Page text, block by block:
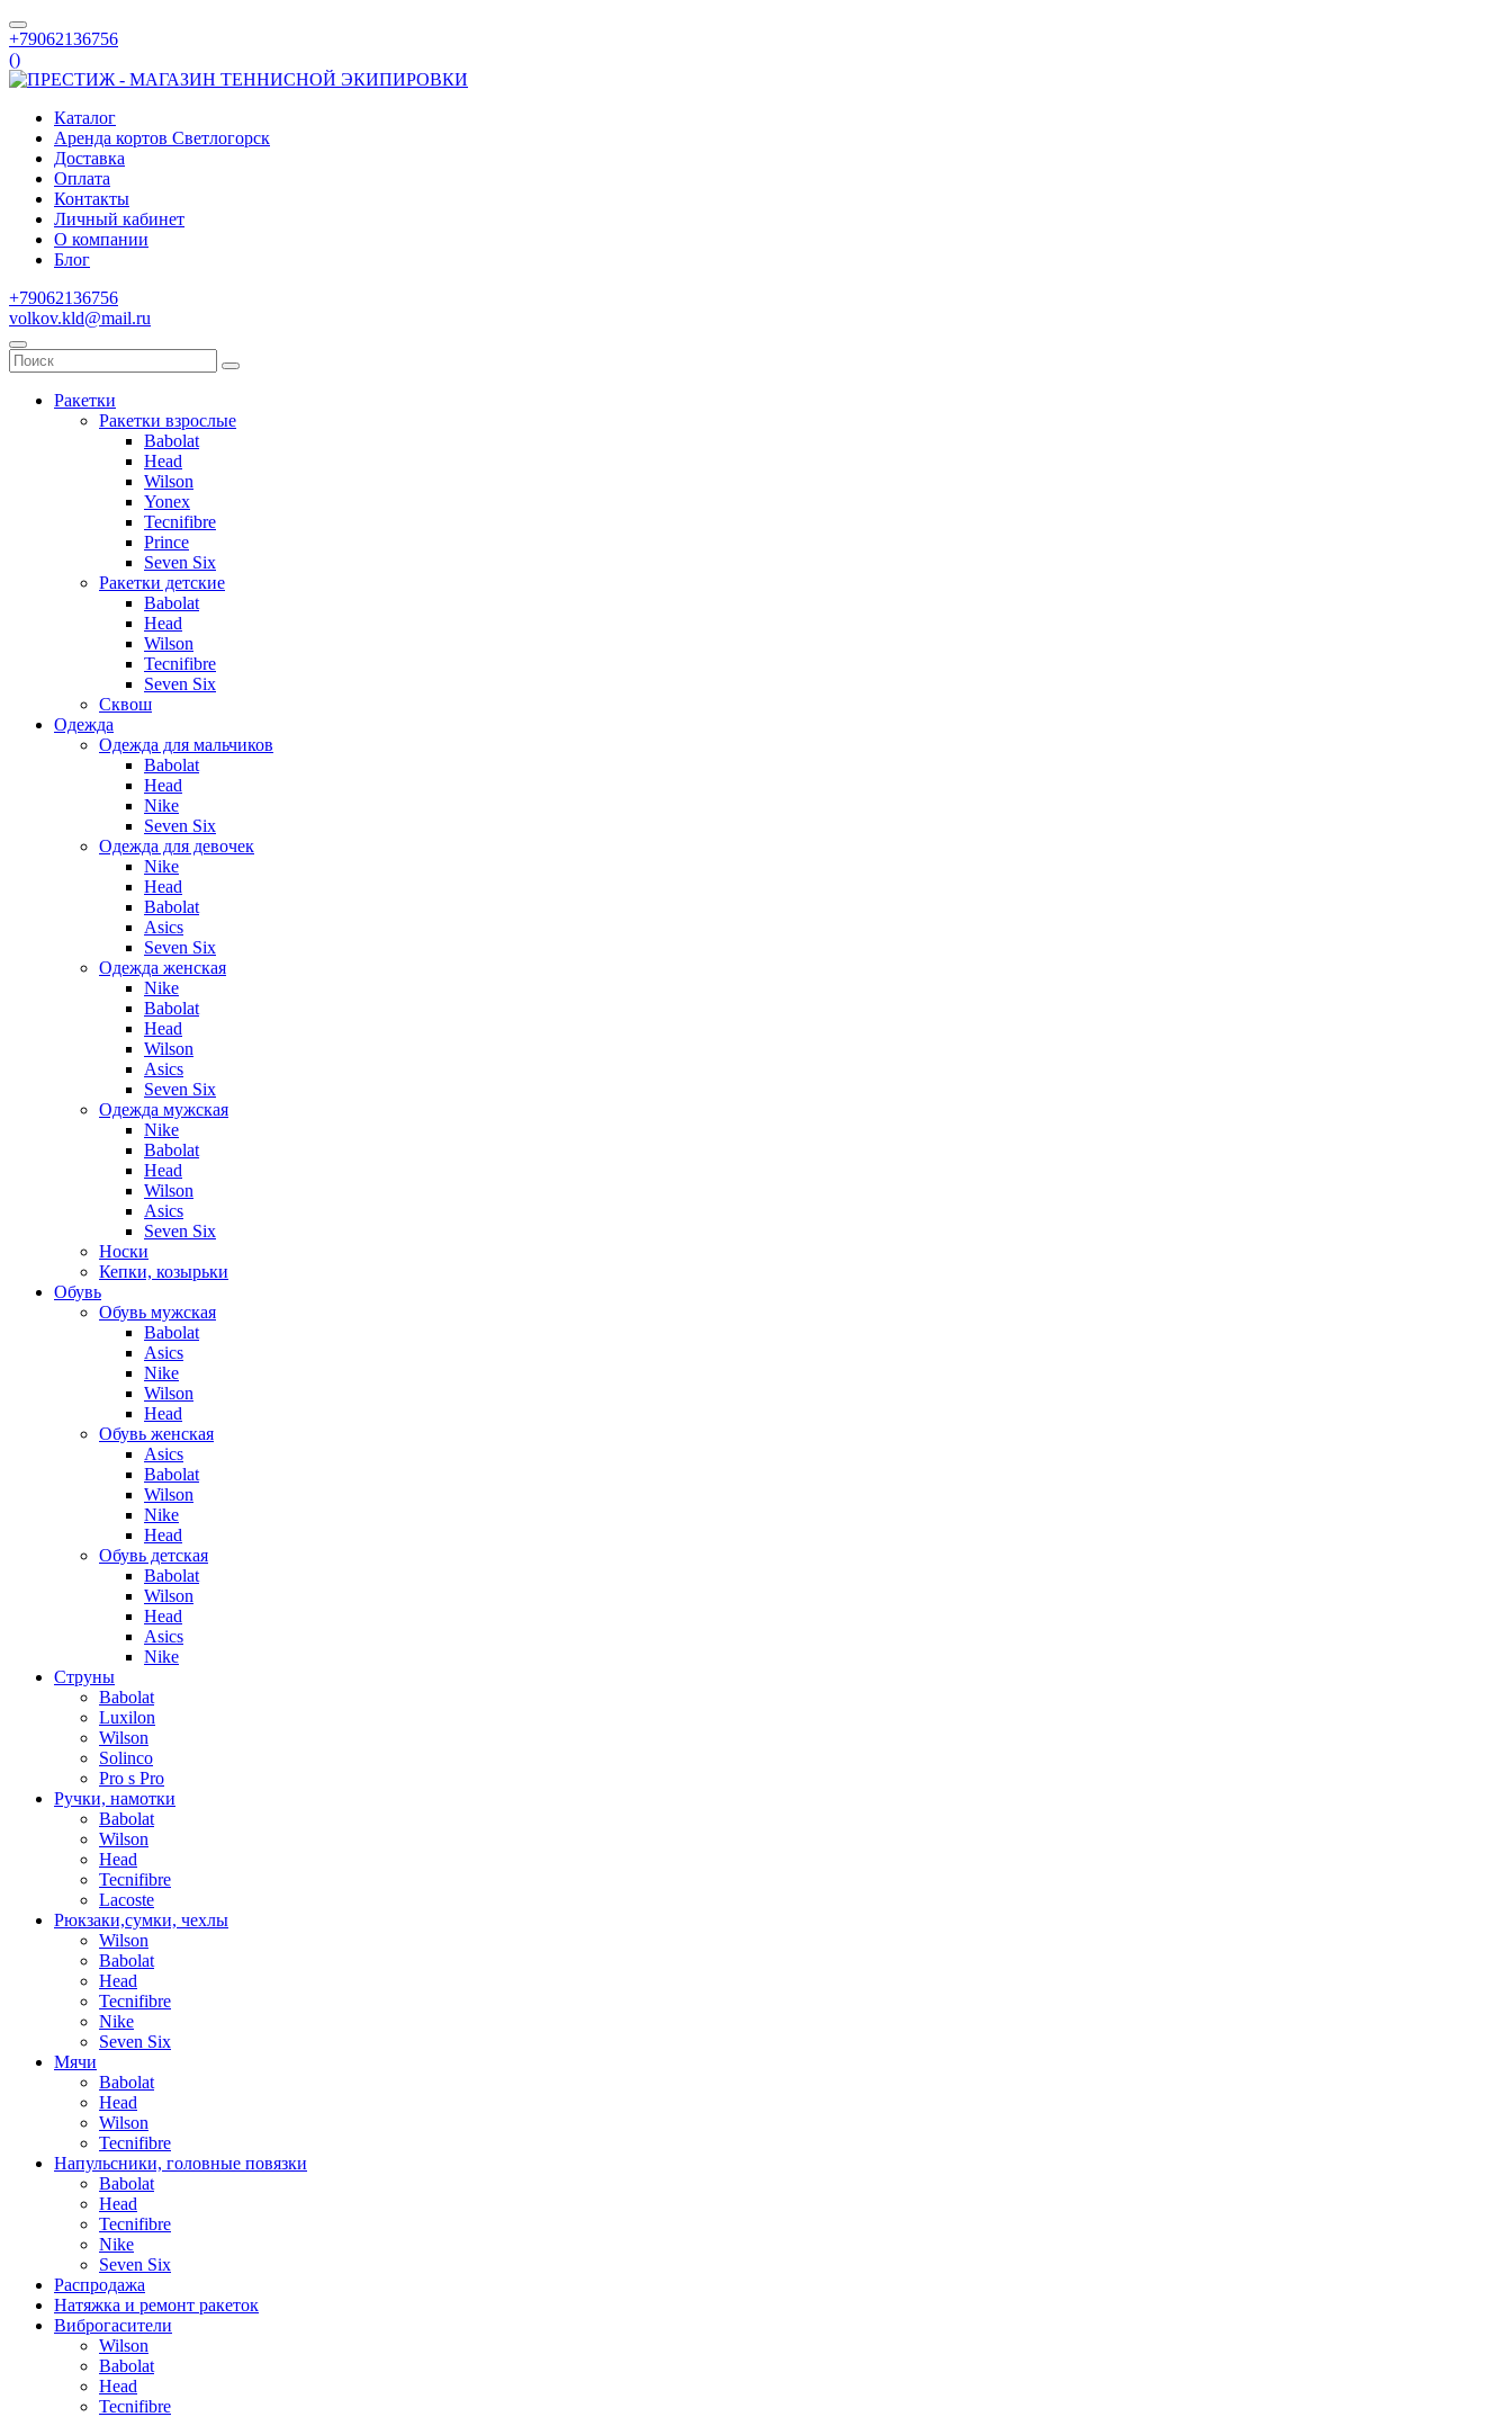
+79062136756
()
Каталог
Аренда кортов Светлогорск
Доставка
Оплата
Контакты
Личный кабинет
О компании
Блог
+79062136756
volkov.kld@mail.ru
Ракетки
Ракетки взрослые
Babolat
Head
Wilson
Yonex
Tecnifibre
Prince
Seven Six
Ракетки детские
Babolat
Head
Wilson
Tecnifibre
Seven Six
Сквош
Одежда
Одежда для мальчиков
Babolat
Head
Nike
Seven Six
Одежда для девочек
Nike
Head
Babolat
Asics
Seven Six
Одежда женская
Nike
Babolat
Head
Wilson
Asics
Seven Six
Одежда мужская
Nike
Babolat
Head
Wilson
Asics
Seven Six
Носки
Кепки, козырьки
Обувь
Обувь мужская
Babolat
Asics
Nike
Wilson
Head
Обувь женская
Asics
Babolat
Wilson
Nike
Head
Обувь детская
Babolat
Wilson
Head
Asics
Nike
Струны
Babolat
Luxilon
Wilson
Solinco
Pro s Pro
Ручки, намотки
Babolat
Wilson
Head
Tecnifibre
Lacoste
Рюкзаки,сумки, чехлы
Wilson
Babolat
Head
Tecnifibre
Nike
Seven Six
Мячи
Babolat
Head
Wilson
Tecnifibre
Напульсники, головные повязки
Babolat
Head
Tecnifibre
Nike
Seven Six
Распродажа
Натяжка и ремонт ракеток
Виброгасители
Wilson
Babolat
Head
Tecnifibre